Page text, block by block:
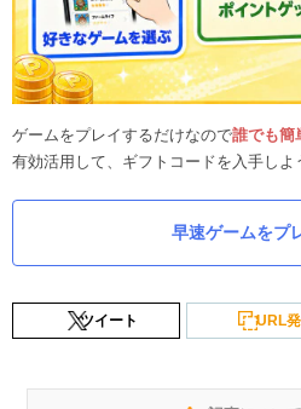
ゲームをプレイするだけなので誰でも簡
有効活用して、ギフトコードを入手しよ
早速ゲームをプ
ツイート URL